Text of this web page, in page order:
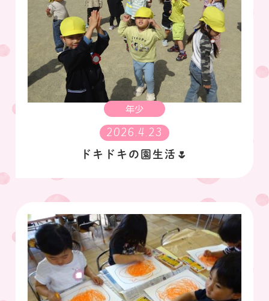
年少
2026.4.23
ドキドキの園生活🌷